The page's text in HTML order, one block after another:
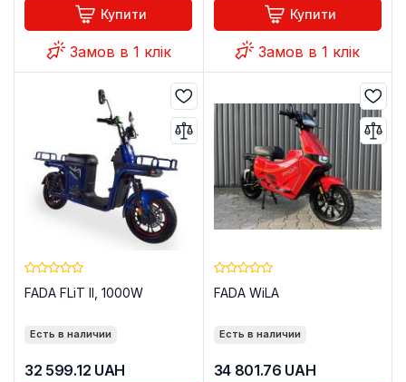
Купити
Замов в 1 клік
Купити
Замов в 1 клік
FADA FLiT II, 1000W
Есть в наличии
32 599.12 UAH
FADA WiLA
Есть в наличии
34 801.76 UAH